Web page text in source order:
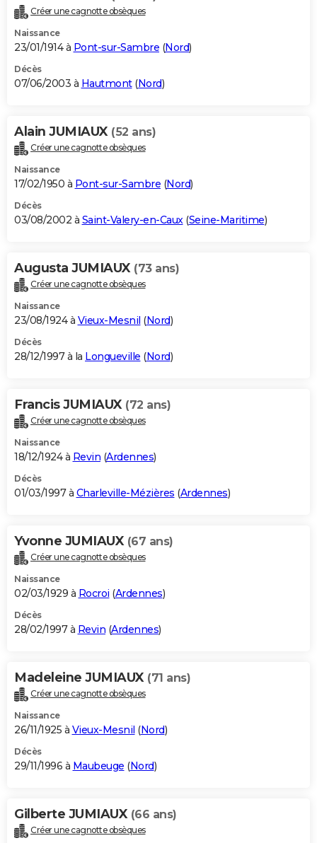
Créer une cagnotte obsèques
Naissance
23/01/1914 à Pont-sur-Sambre (Nord)
Décès
07/06/2003 à Hautmont(Nord)
Alain JUMIAUX (52 ans)
Créer une cagnotte obsèques
Naissance
17/02/1950 à Pont-sur-Sambre (Nord)
Décès
03/08/2002 à Saint-Valery-en-Caux(Seine-Maritime)
Augusta JUMIAUX (73 ans)
Créer une cagnotte obsèques
Naissance
23/08/1924 à Vieux-Mesnil (Nord)
Décès
28/12/1997 à la Longueville (Nord)
Francis JUMIAUX (72 ans)
Créer une cagnotte obsèques
Naissance
18/12/1924 à Revin (Ardennes)
Décès
01/03/1997 à Charleville-Mézières (Ardennes)
Yvonne JUMIAUX (67 ans)
Créer une cagnotte obsèques
Naissance
02/03/1929 à Rocroi (Ardennes)
Décès
28/02/1997 à Revin (Ardennes)
Madeleine JUMIAUX (71 ans)
Créer une cagnotte obsèques
Naissance
26/11/1925 à Vieux-Mesnil (Nord)
Décès
29/11/1996 à Maubeuge (Nord)
Gilberte JUMIAUX (66 ans)
Créer une cagnotte obsèques